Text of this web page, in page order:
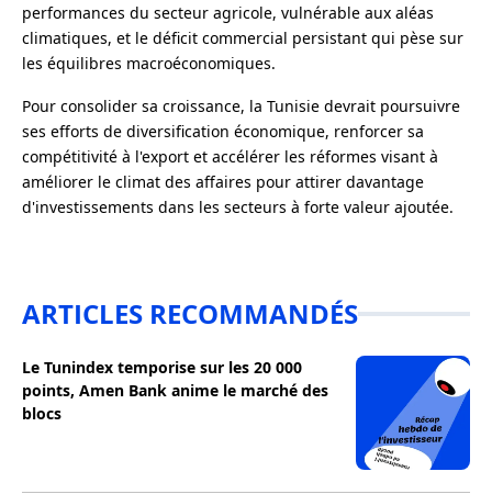
performances du secteur agricole, vulnérable aux aléas
climatiques, et le déficit commercial persistant qui pèse sur
les équilibres macroéconomiques.
Pour consolider sa croissance, la Tunisie devrait poursuivre
ses efforts de diversification économique, renforcer sa
compétitivité à l'export et accélérer les réformes visant à
améliorer le climat des affaires pour attirer davantage
d'investissements dans les secteurs à forte valeur ajoutée.
ARTICLES RECOMMANDÉS
Le Tunindex temporise sur les 20 000
points, Amen Bank anime le marché des
blocs